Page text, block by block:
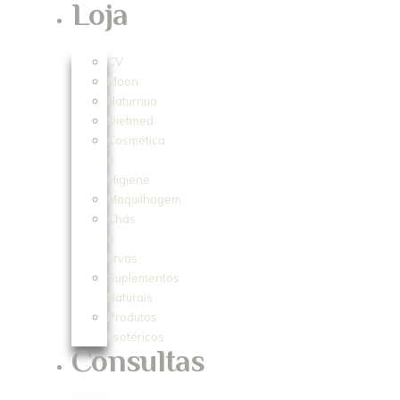
Loja
CV
Moon
Naturnua
Dietmed
Cosmética
e
Higiene
Maquilhagem
Chás
e
Ervas
Suplementos
Naturais
Produtos
Esotéricos
Consultas